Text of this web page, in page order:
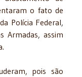
o fato de
Polícia Federal,
Armadas, assim
pois são